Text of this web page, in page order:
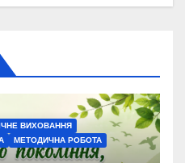
ВИХОВАННЯ
МЕТОДИЧНА РОБОТА